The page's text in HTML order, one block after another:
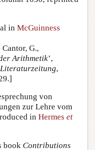
in McGuinness
G.,
Arithmetik’,
,
von
zur Lehre vom
in Hermes et
book Contributions